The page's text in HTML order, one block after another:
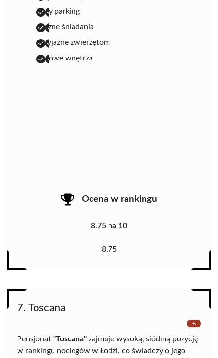
duży parking
pyszne śniadania
przyjazne zwierzętom
stylowe wnętrza
Ocena w rankingu
8.75 na 10
8.75
7. Toscana
Pensjonat "Toscana" zajmuje wysoką, siódmą pozycję
w rankingu noclegów w Łodzi, co świadczy o jego